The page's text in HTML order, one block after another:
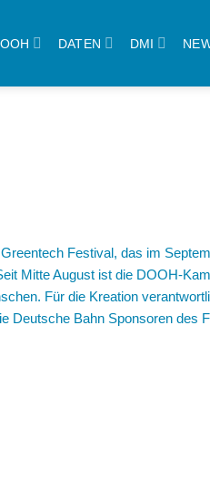
DATEN DMI
Festival, das im
Mitte August ist die DOOH-
Für die Kreation
Deutsche Bahn Sponsoren des